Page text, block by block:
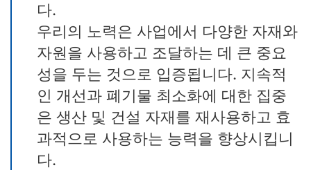
다.
우리의 노력은 사업에서 다양한 자재와
자원을 사용하고 조달하는 데 큰 중요
성을 두는 것으로 입증됩니다. 지속적
인 개선과 폐기물 최소화에 대한 집중
은 생산 및 건설 자재를 재사용하고 효
과적으로 사용하는 능력을 향상시킵니
다.